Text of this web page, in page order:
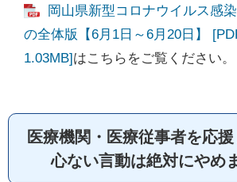
岡山県新型コロナウイルス感
の全体版【6月1日～6月20日】
1.03MB]はこちらをご覧ください。
医療機関・医療従事者を応援
心ない言動は絶対にやめ